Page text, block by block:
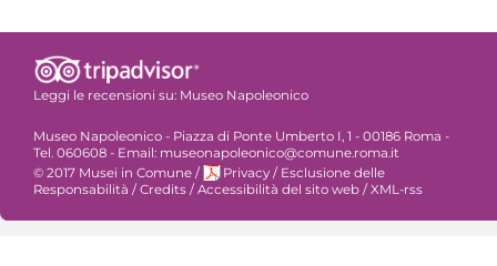
Leggi le recensioni su: Museo Napoleonico
Museo Napoleonico - Piazza di Ponte Umberto I, 1 - 00186 Roma -
Tel. 060608 - Email: museonapoleonico@comune.roma.it
© 2017 Musei in Comune / Privacy / Esclusione delle
Responsabilità /Credits /Accessibilità del sito web /XML-rss